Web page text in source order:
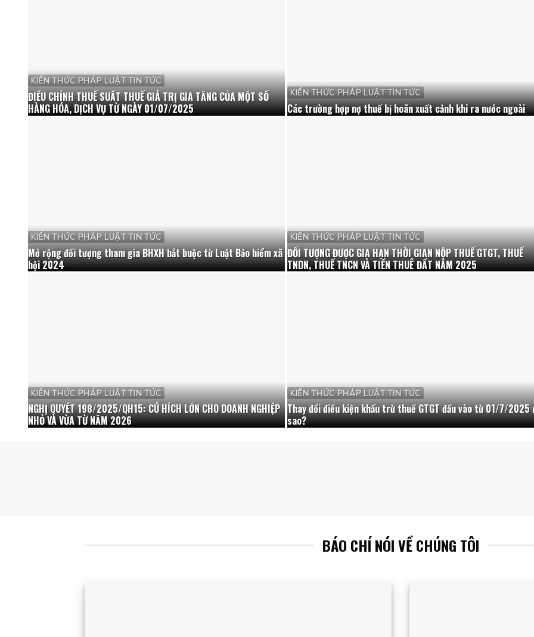
KIẾN THỨC PHÁP LUẬT TIN TỨC
ĐIỀU CHỈNH THUẾ SUẤT THUẾ GIÁ TRỊ GIA TĂNG CỦA MỘT SỐ
HÀNG HÓA, DỊCH VỤ TỪ NGÀY 01/07/2025
KIẾN THỨC PHÁP LUẬT TIN TỨC
Các trường hợp nợ thuế bị hoãn xuất cảnh khi ra nước ngoài
KIẾN THỨC PHÁP LUẬT TIN TỨC
Mở rộng đối tượng tham gia BHXH bắt buộc từ Luật Bảo hiểm xã
hội 2024
KIẾN THỨC PHÁP LUẬT TIN TỨC
ĐỐI TƯỢNG ĐƯỢC GIA HẠN THỜI GIAN NỘP THUẾ GTGT, THUẾ
TNDN, THUẾ TNCN VÀ TIỀN THUÊ ĐẤT NĂM 2025
KIẾN THỨC PHÁP LUẬT TIN TỨC
NGHỊ QUYẾT 198/2025/QH15: CÚ HÍCH LỚN CHO DOANH NGHIỆP
NHỎ VÀ VỪA TỪ NĂM 2026
KIẾN THỨC PHÁP LUẬT TIN TỨC
Thay đổi điều kiện khấu trừ thuế GTGT đầu vào từ 01/7/2025
sao?
BÁO CHÍ NÓI VỀ CHÚNG TÔI